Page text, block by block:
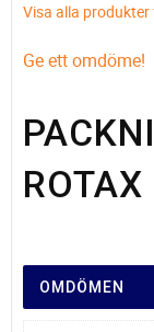
Visa alla
Ge ett omdöme!
ROTAX
OMDÖMEN